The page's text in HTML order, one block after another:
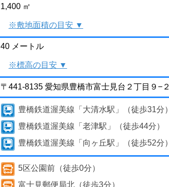
1,400 ㎡
※敷地面積の目安 ▼
40 メートル
※標高の目安 ▼
〒441-8135 愛知県豊橋市富士見台２丁目９−２
豊橋鉄道渥美線「大清水駅」（徒歩31分）
豊橋鉄道渥美線「老津駅」（徒歩44分）
豊橋鉄道渥美線「向ヶ丘駅」（徒歩52分）
5区公園前（徒歩0分）
富士見郵便局北（徒歩3分）